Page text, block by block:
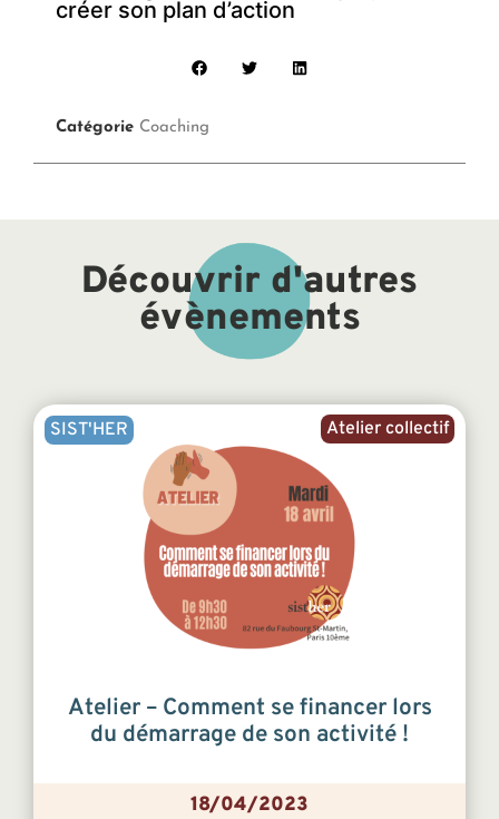
créer son plan d’action
Catégorie Coaching
Découvrir d'autres
évènements
Atelier collectif
SIST'HER
Atelier – Comment se financer lors
du démarrage de son activité !
18/04/2023